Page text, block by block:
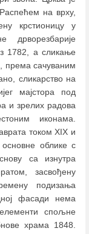
на врху,
крстионицу у
дрворезбарије
1782, а сликање
према сачуваним
сликарство на
мајстора под
и зрелих радова
иконама.
током XIX и
облике с
са изнутра
засвођену
подизања
фасади нема
спољне
храма 1848.